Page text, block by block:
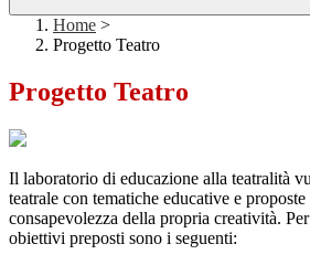
Home >
Progetto Teatro
Progetto Teatro
Il laboratorio di educazione alla teatralità
teatrale con tematiche educative e
consapevolezza della propria creatività.
obiettivi preposti sono i seguenti: